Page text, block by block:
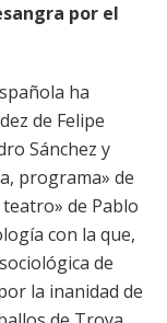
por el
ha
de Felipe
Sánchez y
programa» de
de Pablo
con la que,
de
la inanidad de